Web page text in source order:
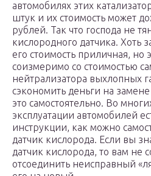
автомобилях этих
штук и их стоимость может
рублей. Так что господа не
кислородного датчика. Хоть
его стоимость приличная, но
соизмеримо со стоимостью
нейтрализатора выхлопных
сэкономить деньги на замене
это самостоятельно. Во
эксплуатации автомобилей
инструкции, как можно
датчик кислорода. Если вы
датчик кислорода, то вам не
отсоединить неисправный